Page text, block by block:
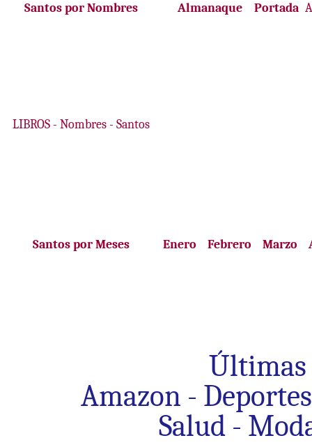
Santos por Nombres Almanaque Portada A
LIBROS- Nombres - Santos
Santos por Meses Enero Febrero Marzo
Últimas
Amazon - Deportes
Salud-